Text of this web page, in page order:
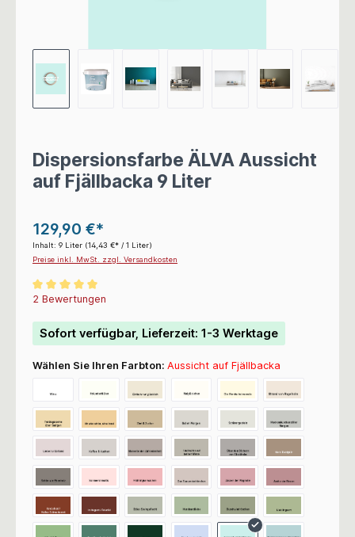
Dispersionsfarbe ÄLVA Aussicht
auf Fjällbacka 9 Liter
129,90 €*
Inhalt: 9 Liter (14,43 €* / 1 Liter)
Preise inkl. MwSt. zzgl. Versandkosten
Durchschnittliche Bewertung von 5 von 5 Sternen
2 Bewertungen
Sofort verfügbar, Lieferzeit: 1-3 Werktage
Wählen Sie Ihren Farbton: Aussicht auf Fjällbacka